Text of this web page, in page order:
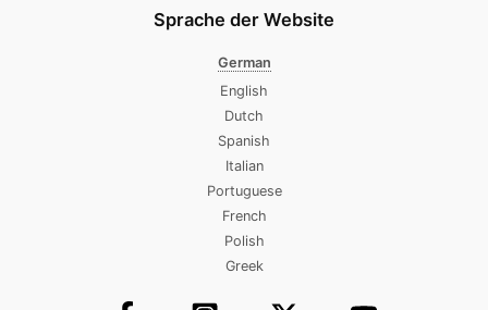
Sprache der Website
German
English
Dutch
Spanish
Italian
Portuguese
French
Polish
Greek